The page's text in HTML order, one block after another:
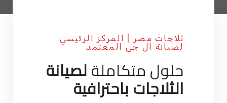
ثلاجات مصر | المركز الرئيسي
لصيانة ال جى المعتمد
حلول متكاملةلصيانة
الثلاجات باحترافية